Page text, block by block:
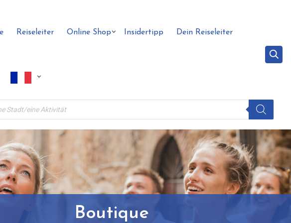
Reiseleiter Online Shop Insidertipp Dein Reiseleiter
Boutique